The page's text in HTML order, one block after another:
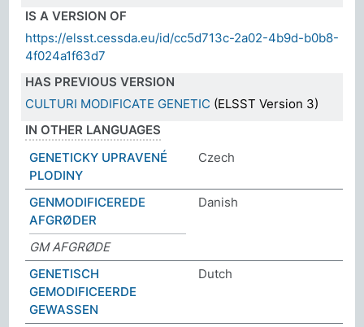
IS A VERSION OF
https://elsst.cessda.eu/id/cc5d713c-2a02-4b9d-b0b8-
4f024a1f63d7
HAS PREVIOUS VERSION
CULTURI MODIFICATE GENETIC (ELSST Version 3)
IN OTHER LANGUAGES
GENETICKY UPRAVENÉ
PLODINY
Czech
GENMODIFICEREDE
AFGRØDER
Danish
GM AFGRØDE
GENETISCH
GEMODIFICEERDE
GEWASSEN
Dutch